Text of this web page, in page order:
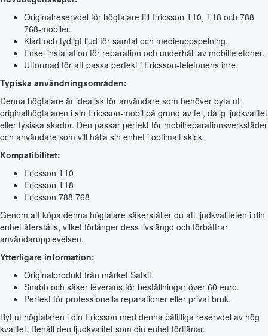
Originalreservdel för högtalare till Ericsson T10, T18 och 788
768-mobiler.
Klart och tydligt ljud för samtal och medieuppspelning.
Enkel installation för reparation och underhåll av mobiltelefoner.
Utformad för att passa perfekt i Ericsson-telefonens inre.
Typiska användningsområden:
Denna högtalare är idealisk för användare som behöver byta ut
originalhögtalaren i sin Ericsson-mobil på grund av fel, dålig ljudkvalitet
eller fysiska skador. Den passar perfekt för mobilreparationsverkstäder
och användare som vill hålla sin enhet i optimalt skick.
Kompatibilitet:
Ericsson T10
Ericsson T18
Ericsson 788 768
Genom att köpa denna högtalare säkerställer du att ljudkvaliteten i din
enhet återställs, vilket förlänger dess livslängd och förbättrar
användarupplevelsen.
Ytterligare information:
Originalprodukt från märket Satkit.
Snabb och säker leverans för beställningar över 60 euro.
Perfekt för professionella reparationer eller privat bruk.
Byt ut högtalaren i din Ericsson med denna pålitliga reservdel av hög
kvalitet. Behåll den ljudkvalitet som din enhet förtjänar.